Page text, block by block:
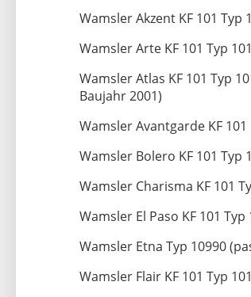
Wamsler Akzent KF 101
Wamsler Arte KF 101 Typ
Wamsler Atlas KF 101 Typ
Baujahr 2001)
Wamsler Avantgarde KF 101
Wamsler Bolero KF 101 Typ
Wamsler Charisma KF 101
Wamsler El Paso KF 101 Typ
Wamsler Etna Typ 10990
Wamsler Flair KF 101 Typ